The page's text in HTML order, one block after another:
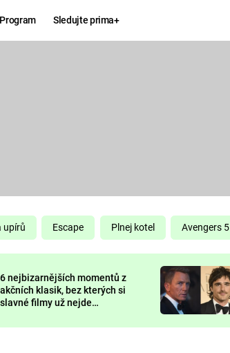
Sledujte prima+
KOMEDIE
CHUCK
NORRIS
DEADPOOL
upírů Escape Plnej kotel Avengers 5
6 nejbizarnějších momentů z
akčních klasik, bez kterých si
slavné filmy už nejde